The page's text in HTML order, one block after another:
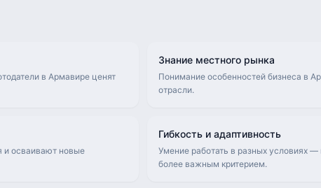
в Армавире ценят
Знание местного рынка
Понимание особенностей бизнеса в
отрасли.
и осваивают новые
Гибкость и адаптивность
Умение работать в разных условиях
более важным критерием.